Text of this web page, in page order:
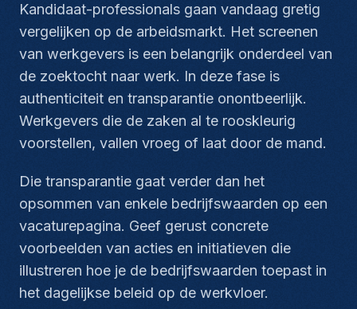
Kandidaat-professionals gaan vandaag gretig
vergelijken op de arbeidsmarkt. Het screenen
van werkgevers is een belangrijk onderdeel van
de zoektocht naar werk. In deze fase is
authenticiteit en transparantie onontbeerlijk.
Werkgevers die de zaken al te rooskleurig
voorstellen, vallen vroeg of laat door de mand.
Die transparantie gaat verder dan het
opsommen van enkele bedrijfswaarden op een
vacaturepagina. Geef gerust concrete
voorbeelden van acties en initiatieven die
illustreren hoe je de bedrijfswaarden toepast in
het dagelijkse beleid op de werkvloer.